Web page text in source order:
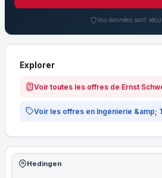
Vos données sont
Explorer
Voir toutes les offres de Ernst
Voir les offres en Ingénierie &amp;
Hedingen